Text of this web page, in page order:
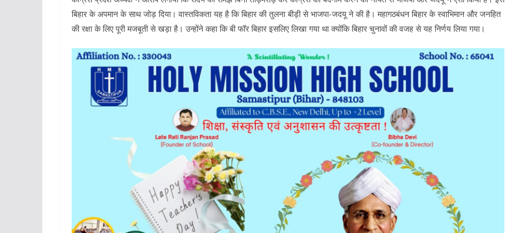
बिहार के अपमान के साथ जोड़ दिया। वास्तविकता यह है कि बिहार की तुलना बीड़ी से भाजपा-जदयू ने की है। महागठबंधन बिहार के स्वाभिमान और जनहित
की रक्षा के लिए पूरी मजबूती से खड़ा है। उन्होंने कहा कि बी फॉर बिहार इसलिए लिखा गया था क्योंकि बिहार चुनावों की वजह से यह निर्णय लिया गया।